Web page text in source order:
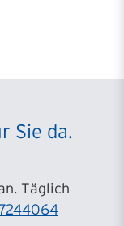
Sie da.
Täglich